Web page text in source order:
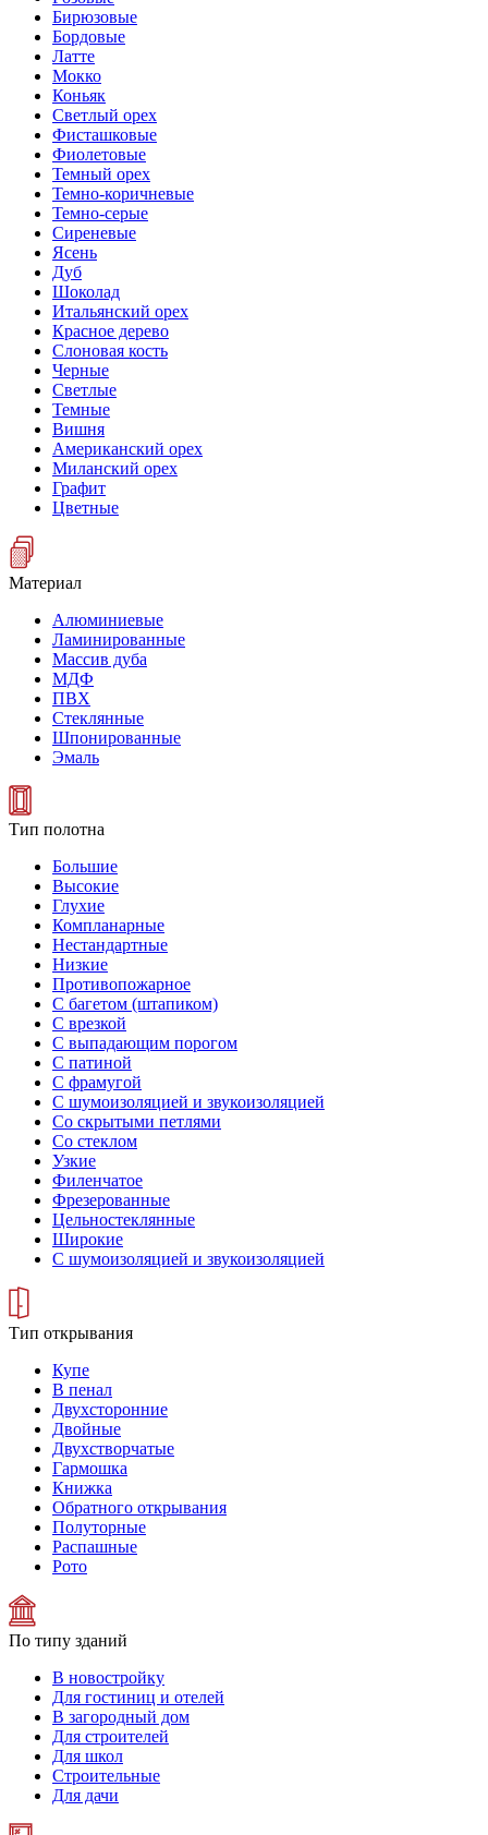
Бирюзовые
Бордовые
Латте
Мокко
Коньяк
Светлый орех
Фисташковые
Фиолетовые
Темный орех
Темно-коричневые
Темно-серые
Сиреневые
Ясень
Дуб
Шоколад
Итальянский орех
Красное дерево
Слоновая кость
Черные
Светлые
Темные
Вишня
Американский орех
Миланский орех
Графит
Цветные
Материал
Алюминиевые
Ламинированные
Массив дуба
МДФ
ПВХ
Стеклянные
Шпонированные
Эмаль
Тип полотна
Большие
Высокие
Глухие
Компланарные
Нестандартные
Низкие
Противопожарное
С багетом (штапиком)
С врезкой
С выпадающим порогом
С патиной
С фрамугой
С шумоизоляцией и звукоизоляцией
Со скрытыми петлями
Со стеклом
Узкие
Филенчатое
Фрезерованные
Цельностеклянные
Широкие
С шумоизоляцией и звукоизоляцией
Тип открывания
Купе
В пенал
Двухсторонние
Двойные
Двухстворчатые
Гармошка
Книжка
Обратного открывания
Полуторные
Распашные
Рото
По типу зданий
В новостройку
Для гостиниц и отелей
В загородный дом
Для строителей
Для школ
Строительные
Для дачи